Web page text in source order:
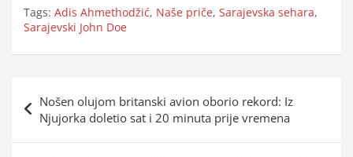
Tags: Adis Ahmethodžić, Naše priče, Sarajevska sehara,
Sarajevski John Doe
objava
Nošen olujom britanski avion oborio rekord: Iz
Njujorka doletio sat i 20 minuta prije vremena